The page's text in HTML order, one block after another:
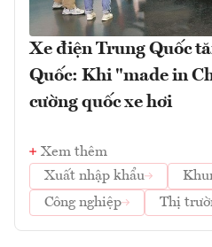
Xe điện Trung Quốc
Quốc: Khi "made in
cường quốc xe hơi
Xem thêm
Xuất nhập khẩu
Công nghiệp
Thị